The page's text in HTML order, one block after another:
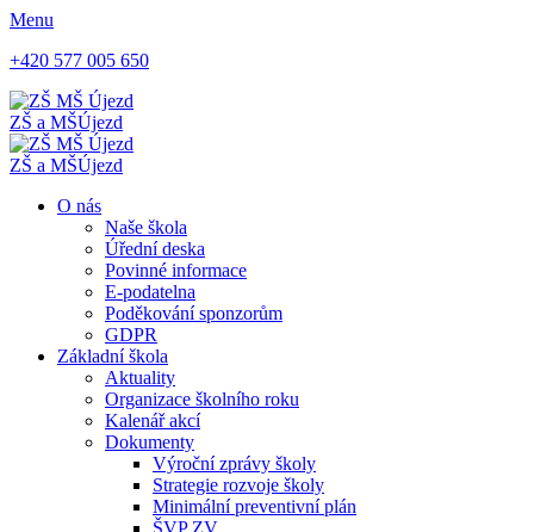
Menu
+420 577 005 650
ZŠ a MŠÚjezd
ZŠ a MŠÚjezd
O nás
Naše škola
Úřední deska
Povinné informace
E-podatelna
Poděkování sponzorům
GDPR
Základní škola
Aktuality
Organizace školního roku
Kalenář akcí
Dokumenty
Výroční zprávy školy
Strategie rozvoje školy
Minimální preventivní plán
ŠVP ZV